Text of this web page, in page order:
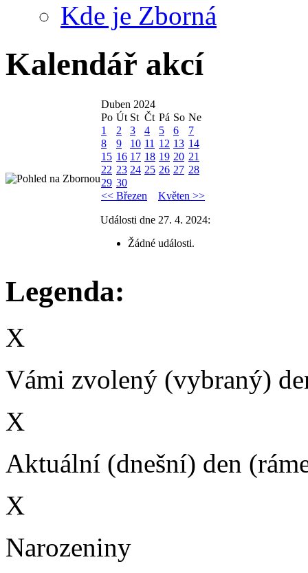
Kde je Zborná
Kalendář akcí
Duben 2024
Po Út St Čt Pá So Ne
1
2 3 4 5 6
7
8
9 10 11 12 13 14
15 16 17 18 19 20 21
22 23 24 25 26 27 28
29 30
<< Březen
Květen >>
Události dne 27. 4. 2024:
Žádné události.
Legenda:
X
Vámi zvolený (vybraný)
X
Aktuální (dnešní) den
X
Narozeniny